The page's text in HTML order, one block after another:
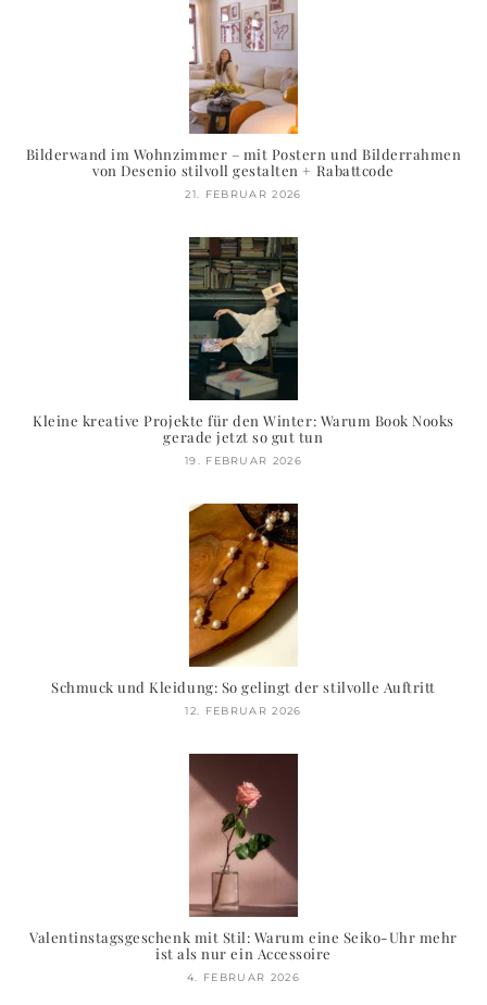
Bilderwand im Wohnzimmer – mit Postern und Bilderrahmen
von Desenio stilvoll gestalten + Rabattcode
21. FEBRUAR 2026
Kleine kreative Projekte für den Winter: Warum Book Nooks
gerade jetzt so gut tun
19. FEBRUAR 2026
Schmuck und Kleidung: So gelingt der stilvolle Auftritt
12. FEBRUAR 2026
Valentinstagsgeschenk mit Stil: Warum eine Seiko-Uhr mehr
ist als nur ein Accessoire
4. FEBRUAR 2026